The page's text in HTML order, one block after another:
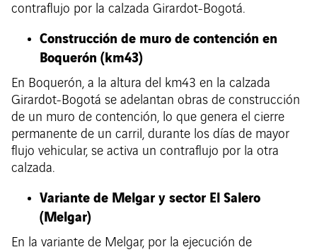
contraflujo por la calzada Girardot-Bogotá.
Construcción de muro de contención en
Boquerón (km43)
En Boquerón, a la altura del km43 en la calzada
Girardot-Bogotá se adelantan obras de construcción
de un muro de contención, lo que genera el cierre
permanente de un carril, durante los días de mayor
flujo vehicular, se activa un contraflujo por la otra
calzada.
Variante de Melgar y sector El Salero
(Melgar)
En la variante de Melgar, por la ejecución de